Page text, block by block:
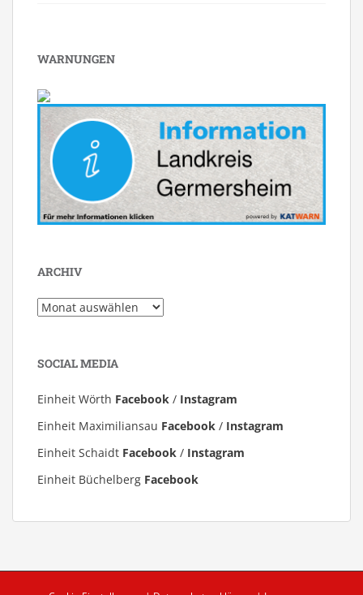
WARNUNGEN
ARCHIV
Archiv
SOCIAL MEDIA
Einheit Wörth Facebook / Instagram
Einheit Maximiliansau Facebook / Instagram
Einheit Schaidt Facebook / Instagram
Einheit Büchelberg Facebook